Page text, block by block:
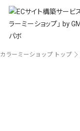
カラーミーショップ トップ